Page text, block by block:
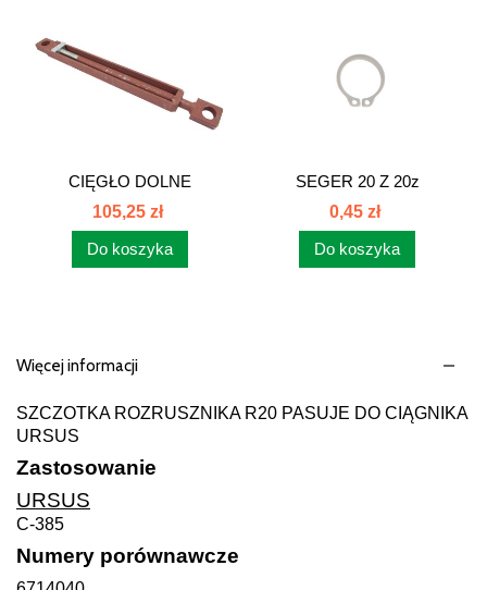
CIĘGŁO DOLNE
ZACZEPU...
105,25 zł
Do koszyka
SEGER 20 Z 20z
0,45 zł
Do koszyka
Więcej informacji
SZCZOTKA ROZRUSZNIKA R20 PASUJE DO CIĄGNIKA
URSUS
Zastosowanie
URSUS
C-385
Numery porównawcze